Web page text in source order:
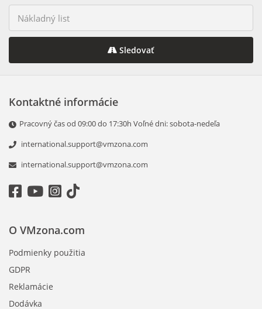
Sledovať
Kontaktné informácie
Pracovný čas оd 09:00 dо 17:30h Voľné dni: sobota-nedeľa
international.support@vmzona.com
international.support@vmzona.com
O VMzona.com
Podmienky použitia
GDPR
Reklamácie
Dodávka